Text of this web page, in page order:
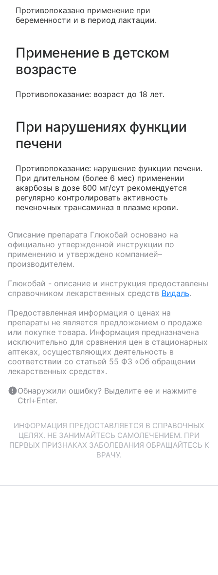
Противопоказано применение при
беременности и в период лактации.
Применение в детском
возрасте
Противопоказание: возраст до 18 лет.
При нарушениях функции
печени
Противопоказание: нарушение функции печени.
При длительном (более 6 мес) применении
акарбозы в дозе 600 мг/сут рекомендуется
регулярно контролировать активность
печеночных трансаминаз в плазме крови.
Описание препарата Глюкобай основано на
официально утвержденной инструкции по
применению и утверждено компанией–
производителем.
Глюкобай - описание и инструкция предоставлены
справочником лекарственных средств Видаль.
Предоставленная информация о ценах на
препараты не является предложением о продаже
или покупке товара. Информация предназначена
исключительно для сравнения цен в стационарных
аптеках, осуществляющих деятельность в
соответствии со статьей 55 ФЗ «Об обращении
лекарственных средств».
Обнаружили ошибку? Выделите ее и нажмите
Ctrl+Enter.
ИНФОРМАЦИЯ ПРЕДОСТАВЛЯЕТСЯ В СПРАВОЧНЫХ
ЦЕЛЯХ. НЕ ЗАНИМАЙТЕСЬ САМОЛЕЧЕНИЕМ. ПРИ
ПЕРВЫХ ПРИЗНАКАХ ЗАБОЛЕВАНИЯ ОБРАЩАЙТЕСЬ К
ВРАЧУ.